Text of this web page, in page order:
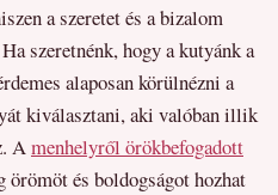
a szeretet és a bizalom
szeretnénk, hogy a kutyánk a
alaposan körülnézni a
kiválasztani, aki valóban illik
A menhelyről örökbefogadott
örömöt és boldogságot hozhat